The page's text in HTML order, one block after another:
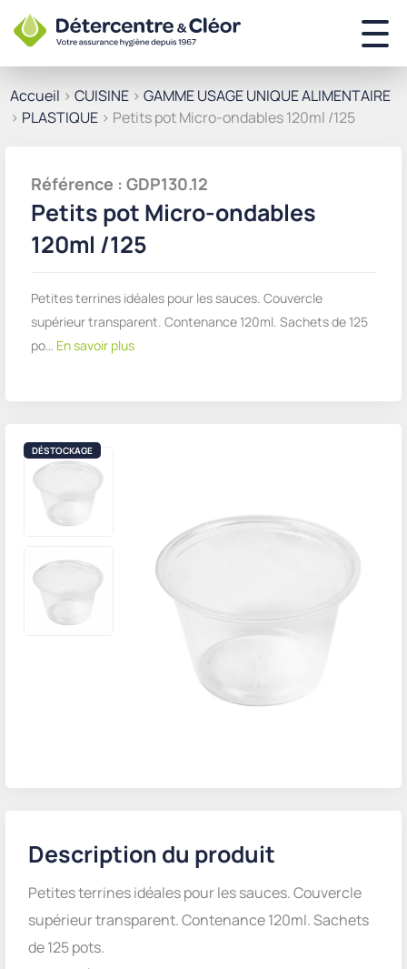
Accueil > CUISINE > GAMME USAGE UNIQUE ALIMENTAIRE
> PLASTIQUE > Petits pot Micro-ondables 120ml /125
DÉSTOCKAGE
Description du produit
Petites terrines idéales pour les sauces. Couvercle
supérieur transparent. Contenance 120ml. Sachets
de 125 pots.
Référence : GDP130.12
Petits pot Micro-ondables
120ml /125
Petites terrines idéales pour les sauces. Couvercle
supérieur transparent. Contenance 120ml. Sachets de 125
po… En savoir plus